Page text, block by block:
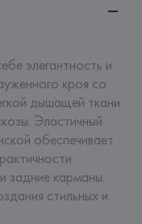
элегантность и
кроя со
дышащей ткани
Эластичный
обеспечивает
задние карманы.
стильных и